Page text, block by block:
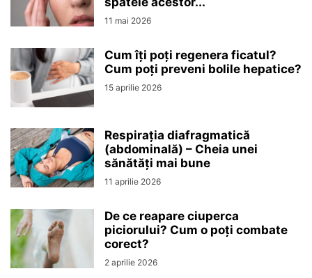
11 mai 2026
Cum îți poți regenera ficatul?
Cum poți preveni bolile hepatice?
15 aprilie 2026
Respirația diafragmatică
(abdominală) – Cheia unei
sănătăți mai bune
11 aprilie 2026
De ce reapare ciuperca
piciorului? Cum o poți combate
corect?
2 aprilie 2026